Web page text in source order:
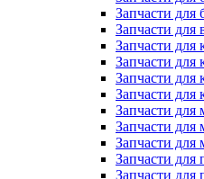
Запчасти для
Запчасти для
Запчасти для
Запчасти для
Запчасти для
Запчасти для
Запчасти для
Запчасти для
Запчасти для
Запчасти
Запчасти для